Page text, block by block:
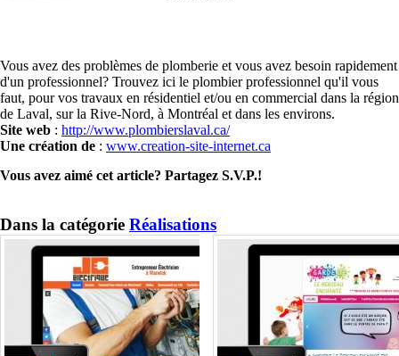
Vous avez des problèmes de plomberie et vous avez besoin rapidement
d'un professionnel? Trouvez ici le plombier professionnel qu'il vous
faut, pour vos travaux en résidentiel et/ou en commercial dans la région
de Laval, sur la Rive-Nord, à Montréal et dans les environs.
Site web : http://www.plombierslaval.ca/
Une création de : www.creation-site-internet.ca
Vous avez aimé cet article? Partagez S.V.P.!
Dans la catégorie Réalisations